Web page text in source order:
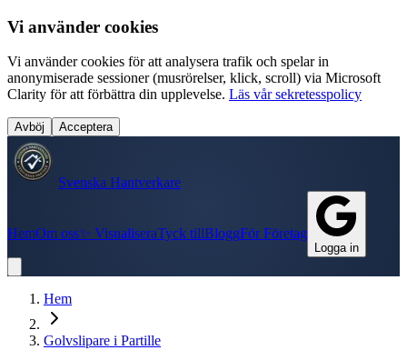
Vi använder cookies
Vi använder cookies för att analysera trafik och spelar in
anonymiserade sessioner (musrörelser, klick, scroll) via Microsoft
Clarity för att förbättra din upplevelse. Läs vår sekretesspolicy
Avböj Acceptera
Svenska Hantverkare
HemOm oss✨ VisualiseraTyck tillBloggFör Företag
Logga in
Hem
Golvslipare i Partille